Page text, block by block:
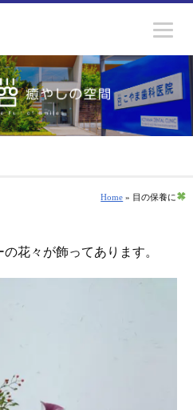
Home » 目の保養に
花々が飾ってあります。